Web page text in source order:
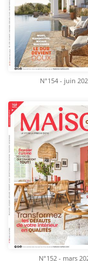
N°154 - juin
N°152 - mars